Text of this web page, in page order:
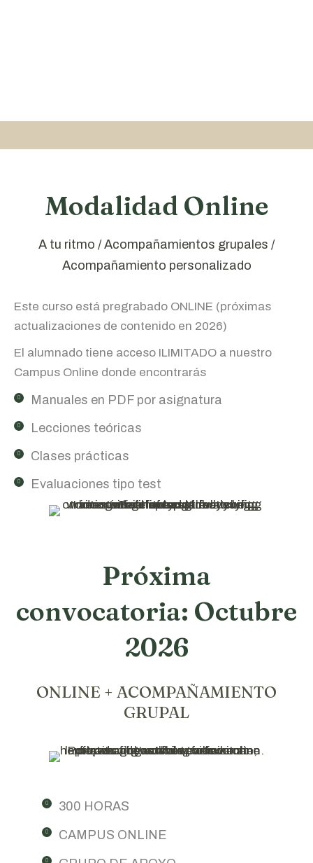
Modalidad Online
A tu ritmo / Acompañamientos grupales /
Acompañamiento personalizado
Este curso está pregrabado ONLINE (próximas
actualizaciones de contenido en 2026)
El alumnado tiene acceso ILIMITADO a nuestro
Campus Online donde encontrarás
Manuales en PDF por asignatura
Lecciones teóricas
Clases prácticas
Evaluaciones tipo test
Próxima
convocatoria: Octubre
2026
ONLINE + ACOMPAÑAMIENTO
GRUPAL
300 HORAS
CAMPUS ONLINE